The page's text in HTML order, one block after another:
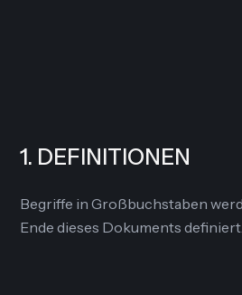
1. DEFINITIONEN
Begriffe in Großbuchstaben
Ende dieses Dokuments definiert.